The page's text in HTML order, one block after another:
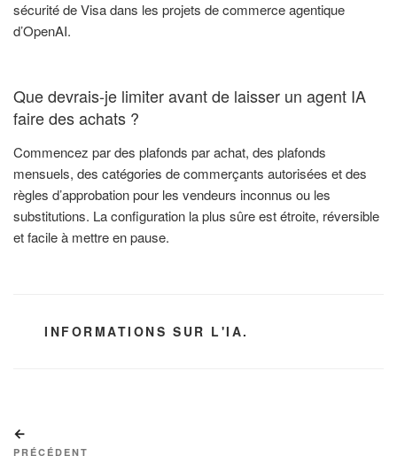
sécurité de Visa dans les projets de commerce agentique
d’OpenAI.
Que devrais-je limiter avant de laisser un agent IA
faire des achats ?
Commencez par des plafonds par achat, des plafonds
mensuels, des catégories de commerçants autorisées et des
règles d’approbation pour les vendeurs inconnus ou les
substitutions. La configuration la plus sûre est étroite, réversible
et facile à mettre en pause.
CATÉGORIES
INFORMATIONS SUR L'IA.
de
PRÉCÉDENT